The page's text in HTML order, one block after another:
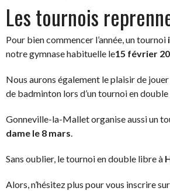
Les tournois
Pour bien commencer l’année, un tournoi
notre gymnase habituelle le15 février
Nous aurons également le plaisir de jouer
de badminton lors d’un tournoi en double
Gonneville-la-Mallet organise aussi un
dame le 8 mars
Sans oublier, le tournoi en double libre à
Alors, n’hésitez plus pour vous inscrire